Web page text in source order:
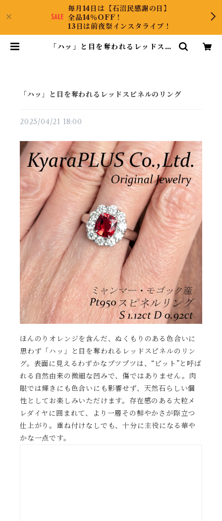
毎月14日は【石沼民感謝の日】
全品14％OFF！
13日は前夜祭インスタライブ！
「ハッ」と目を奪われるレッドスピ
「ハッ」と目を奪われるレッドスピネルのリング
2025/04/21 18:00
ほんのりオレンジを含んだ、ぬくもりのある色合いに
思わず「ハッ」と目を奪われるレッドスピネルのリン
グ。表面に見えるわずかなプツプツは、“ピット”と呼ば
れる自然由来の微細な凹みで、傷ではありません。肉
眼では輝きにも色合いにも影響せず、天然石らしい個
性としてお楽しみいただけます。存在感のある大粒メ
レダイヤに囲まれて、より一層その鮮やかさが際立つ
仕上がり。重ね付けなしでも、十分に主役になる華や
かな一点です。